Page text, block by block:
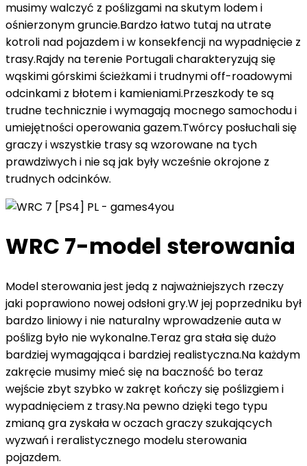
musimy walczyć z poślizgami na skutym lodem i
ośnierzonym gruncie.Bardzo łatwo tutaj na utrate
kotroli nad pojazdem i w konsekfencji na wypadnięcie z
trasy.Rajdy na terenie Portugali charakteryzują się
wąskimi górskimi ścieżkami i trudnymi off-roadowymi
odcinkami z błotem i kamieniami.Przeszkody te są
trudne technicznie i wymagają mocnego samochodu i
umiejętności operowania gazem.Twórcy posłuchali się
graczy i wszystkie trasy są wzorowane na tych
prawdziwych i nie są jak były wcześnie okrojone z
trudnych odcinków.
WRC 7-model sterowania
Model sterowania jest jedą z najważniejszych rzeczy
jaki poprawiono nowej odsłoni gry.W jej poprzedniku był
bardzo liniowy i nie naturalny wprowadzenie auta w
poślizg było nie wykonalne.Teraz gra stała się dużo
bardziej wymagająca i bardziej realistyczna.Na każdym
zakręcie musimy mieć się na baczność bo teraz
wejście zbyt szybko w zakręt kończy się poślizgiem i
wypadnięciem z trasy.Na pewno dzięki tego typu
zmianą gra zyskała w oczach graczy szukających
wyzwań i reralistycznego modelu sterowania
pojazdem.